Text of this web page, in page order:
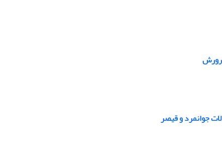
جوانمرد و قیصر